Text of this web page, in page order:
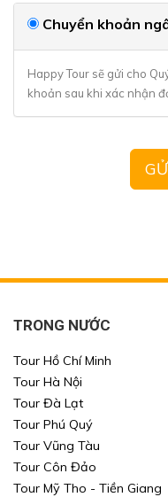
Chọn nơi đi
Chọn nơi đi
Xin mời Quý khách
Xin mời Quý khách
Chọn khu vực
Chọn loại
Chuyển khoản
Happy Tour sẽ gửi cho
khoản sau khi xác nhận
TRONG NƯỚC
Tour Hồ Chí Minh
Tour Hà Nội
Tour Đà Lạt
Tour Phú Quý
Tour Vũng Tàu
Tour Côn Đảo
Tour Mỹ Tho - Tiền Giang